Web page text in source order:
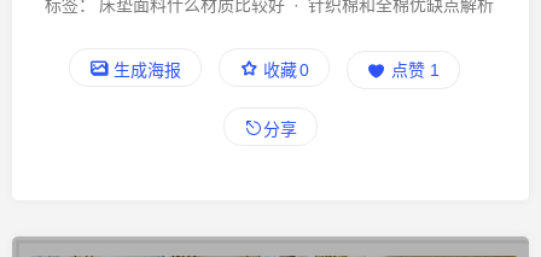
标签： 床垫面料什么材质比较好 · 针织棉和全棉优缺点解析
生成海报 收藏0 点赞 1
分享